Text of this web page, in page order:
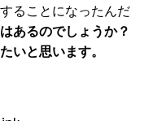
ることになったんだ
あるのでしょうか？
いと思います。